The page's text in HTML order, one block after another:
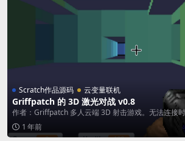
Scratch作品源码 云变量联机
Griffpatch 的 3D 激光对战 v0.8
作者：Griffpatch 多人云端 3D 射击游戏。无法连接
1 年前